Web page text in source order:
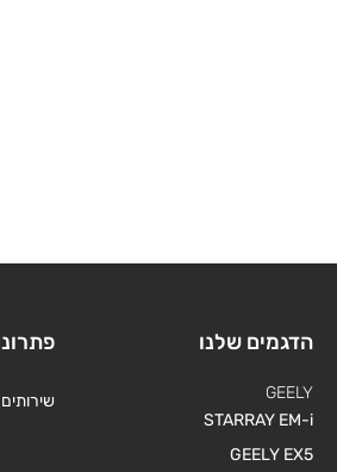
הדגמים שלנו
GEELY
STARRAY EM-i
GEELY EX5